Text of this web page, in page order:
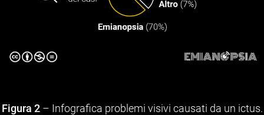
Figura 2– Infografica problemi visivi causati da un ictus.